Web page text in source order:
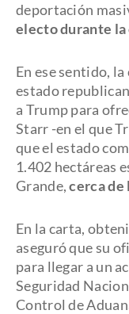
deportación
electo durante
En ese sentido,
estado
a Trump para
Starr -en el que
que el estado
1.402 hectáreas
Grande,cerca de
En la carta,
aseguró que su
para llegar a un
Seguridad
Control de